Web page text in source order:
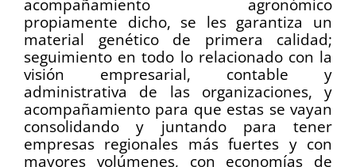
acompañamiento agronómico
propiamente dicho, se les garantiza un
material genético de primera calidad;
seguimiento en todo lo relacionado con la
visión empresarial, contable y
administrativa de las organizaciones, y
acompañamiento para que estas se vayan
consolidando y juntando para tener
empresas regionales más fuertes y con
mayores volúmenes, con economías de